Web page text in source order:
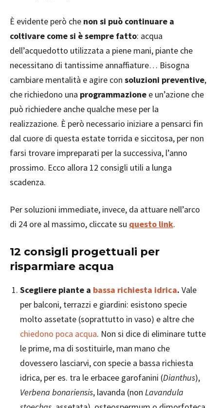
È evidente però che non si può continuare a
coltivare come si è sempre fatto: acqua
dell’acquedotto utilizzata a piene mani, piante che
necessitano di tantissime annaffiature… Bisogna
cambiare mentalità e agire con soluzioni preventive,
che richiedono una programmazione e un’azione che
può richiedere anche qualche mese per la
realizzazione. È però necessario iniziare a pensarci fin
dal cuore di questa estate torrida e siccitosa, per non
farsi trovare impreparati per la successiva, l’anno
prossimo. Ecco allora 12 consigli utili a lunga
scadenza.
Per soluzioni immediate, invece, da attuare nell’arco
di 24 ore al massimo, cliccate su questo link.
12 consigli progettuali per
risparmiare acqua
Scegliere piante a bassa richiesta idrica. Vale
per balconi, terrazzi e giardini: esistono specie
molto assetate (soprattutto in vaso) e altre che
chiedono poca acqua. Non si dice di eliminare tutte
le prime, ma di sostituirle, man mano che
dovessero lasciarvi, con specie a bassa richiesta
idrica, per es. tra le erbacee garofanini (Dianthus),
Verbena bonariensis, lavanda (non Lavandula